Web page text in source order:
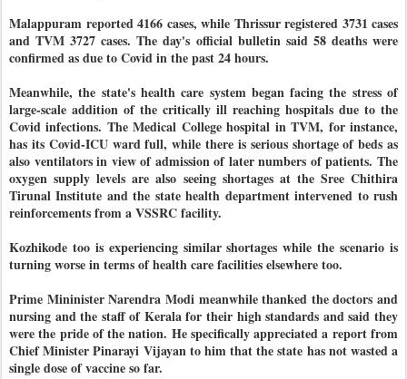
Malappuram reported 4166 cases, while Thrissur registered 3731 cases
and TVM 3727 cases. The day's official bulletin said 58 deaths were
confirmed as due to Covid in the past 24 hours.
Meanwhile, the state's health care system began facing the stress of
large-scale addition of the critically ill reaching hospitals due to the
Covid infections. The Medical College hospital in TVM, for instance,
has its Covid-ICU ward full, while there is serious shortage of beds as
also ventilators in view of admission of later numbers of patients. The
oxygen supply levels are also seeing shortages at the Sree Chithira
Tirunal Institute and the state health department intervened to rush
reinforcements from a VSSRC facility.
Kozhikode too is experiencing similar shortages while the scenario is
turning worse in terms of health care facilities elsewhere too.
Prime Mininister Narendra Modi meanwhile thanked the doctors and
nursing and the staff of Kerala for their high standards and said they
were the pride of the nation. He specifically appreciated a report from
Chief Minister Pinarayi Vijayan to him that the state has not wasted a
single dose of vaccine so far.